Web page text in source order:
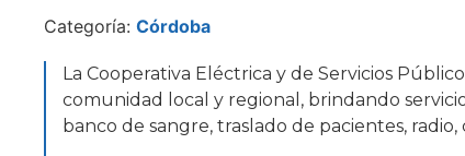
Categoría: Córdoba
La Cooperativa Eléctrica y de Servicios
comunidad local y regional, brindando
banco de sangre, traslado de pacientes,